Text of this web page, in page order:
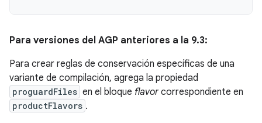
Para versiones del AGP anteriores a la 9.3:
Para crear reglas de conservación específicas de una
variante de compilación, agrega la propiedad
proguardFiles en el bloque flavorcorrespondiente en
productFlavors .